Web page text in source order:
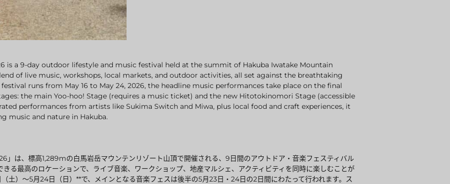
is a 9-day outdoor lifestyle and music festival held at the summit of Hakuba Iwatake Mountain
of live music, workshops, local markets, and outdoor activities, all set against the breathtaking
runs from May 16 to May 24, 2026, the headline music performances take place on the final
the main Yoo-hoo! Stage (requires a music ticket) and the new Hitotokinomori Stage (accessible
performances from artists like Sukima Switch and Miwa, plus local food and craft experiences, it
music and nature in Hakuba.
」は、標高1,289mの白馬岩岳マウンテンリゾート山頂で開催される、9日間のアウトドア・音楽フェスティバル
る最高のロケーションで、ライブ音楽、ワークショップ、地産マルシェ、アクティビティを同時に楽しむことが
土）〜5月24日（日）**で、メインとなる音楽フェスは後半の5月23日・24日の2日間にわたって行われます。ス